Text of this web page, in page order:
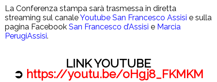
La Conferenza stampa sarà trasmessa in diretta
streaming sul canaleYoutube San Francesco Assisi e sulla
pagina Facebook San Francesco d’Assisi e Marcia
PerugiAssisi.
LINK YOUTUBE
➲ https://youtu.be/oHgj8_FKMKM